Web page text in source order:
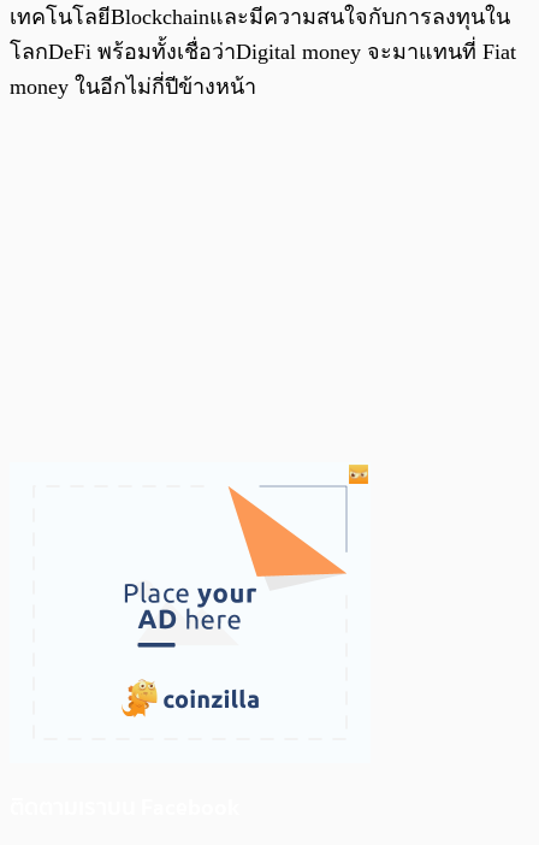
เทคโนโลยีBlockchainและมีความสนใจกับการลงทุนใน
โลกDeFi พร้อมทั้งเชื่อว่าDigital money จะมาแทนที่ Fiat
money ในอีกไม่กี่ปีข้างหน้า